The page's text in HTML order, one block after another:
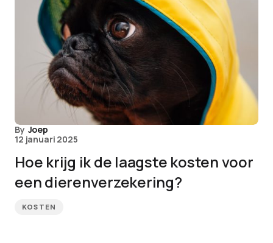
By Joep
12 januari 2025
Hoe krijg ik de laagste kosten voor
een dierenverzekering?
KOSTEN